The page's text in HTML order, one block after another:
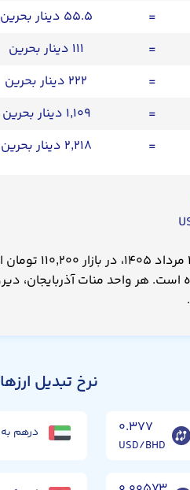
=
۵۵.۵ دینار بحرین
=
۱۱۱ دینار بحرین
=
۲۲۲ دینار بحرین
=
۱,۱۰۹ دینار بحرین
= ۲,۲۱۸ دینار بحرین
قیمت منات آذربایجان امروز شنبه ۱۷ مرداد
هر واحد منات آذربایجان،
نرخ تبدیل
۰.۳۷۷
USD/BHD
درهم به